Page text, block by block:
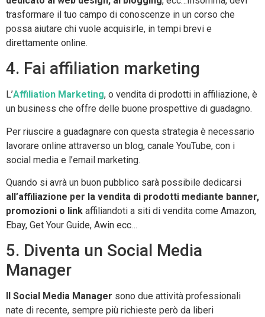
trasformare il tuo campo di conoscenze in un corso che
possa aiutare chi vuole acquisirle, in tempi brevi e
direttamente online.
4. Fai affiliation marketing
L’Affiliation Marketing, o vendita di prodotti in affiliazione, è
un business che offre delle buone prospettive di guadagno.
Per riuscire a guadagnare con questa strategia è necessario
lavorare online attraverso un blog, canale YouTube, con i
social media e l’email marketing.
Quando si avrà un buon pubblico sarà possibile dedicarsi
all’affiliazione per la vendita di prodotti mediante banner,
promozioni o link affiliandoti a siti di vendita come Amazon,
Ebay, Get Your Guide, Awin ecc…
5. Diventa un Social Media
Manager
Il Social Media Manager sono due attività professionali
nate di recente, sempre più richieste però da liberi